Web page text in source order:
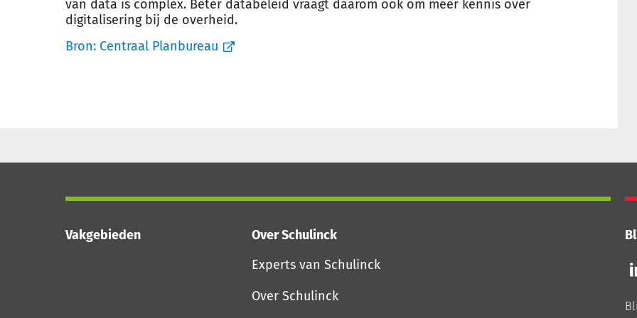
van data is complex. Beter databeleid vraagt daarom ook om meer kennis over
digitalisering bij de overheid.
Bron: Centraal Planbureau
Vakgebieden
Over Schulinck
Experts van Schulinck
Over Schulinck